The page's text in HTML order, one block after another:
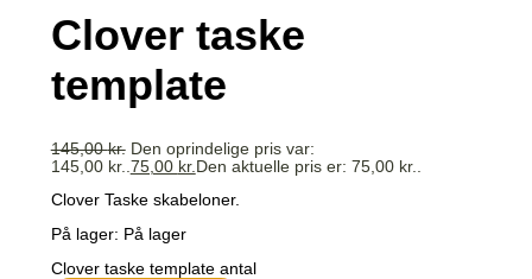
Clover taske
template
145,00kr. Den oprindelige pris var:
145,00 kr.. 75,00 kr. Den aktuelle pris er: 75,00 kr..
Clover Taske skabeloner.
På lager: På lager
Clover taske template antal